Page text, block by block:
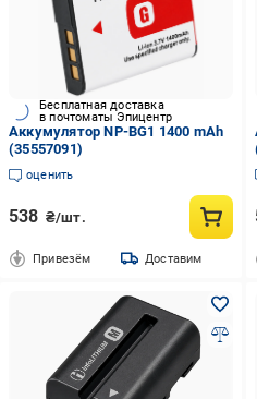
Бесплатная доставка
в почтоматы Эпицентр
Аккумулятор NP-BG1 1400 mAh
(35557091)
оценить
538 ₴/шт.
Привезём Доставим